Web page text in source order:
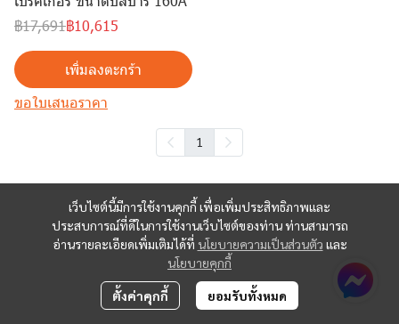
฿17,691฿10,615
เพิ่มลงตะกร้า
ขอใบเสนอราคา
1
เว็บไซต์นี้มีการใช้งานคุกกี้ เพื่อเพิ่มประสิทธิภาพและ
ประสบการณ์ที่ดีในการใช้งานเว็บไซต์ของท่าน ท่านสามารถ
อ่านรายละเอียดเพิ่มเติมได้ที่ นโยบายความเป็นส่วนตัว และ
นโยบายคุกกี้
ตั้งค่าคุกกี้ ยอมรับทั้งหมด